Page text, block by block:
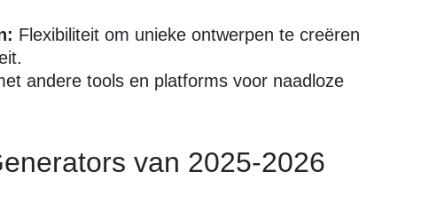
Flexibiliteit om unieke ontwerpen te creëren
andere tools en platforms voor naadloze
van 2025-2026